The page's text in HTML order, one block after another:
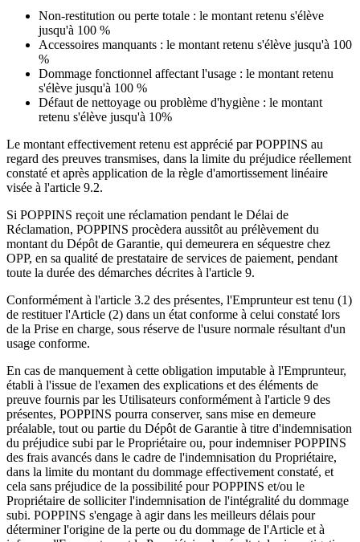
Non-restitution ou perte totale : le montant retenu s'élève
jusqu'à 100 %
Accessoires manquants : le montant retenu s'élève jusqu'à 100
%
Dommage fonctionnel affectant l'usage : le montant retenu
s'élève jusqu'à 100 %
Défaut de nettoyage ou problème d'hygiène : le montant
retenu s'élève jusqu'à 10%
Le montant effectivement retenu est apprécié par POPPINS au
regard des preuves transmises, dans la limite du préjudice réellement
constaté et après application de la règle d'amortissement linéaire
visée à l'article 9.2.
Si POPPINS reçoit une réclamation pendant le Délai de
Réclamation, POPPINS procèdera aussitôt au prélèvement du
montant du Dépôt de Garantie, qui demeurera en séquestre chez
OPP, en sa qualité de prestataire de services de paiement, pendant
toute la durée des démarches décrites à l'article 9.
Conformément à l'article 3.2 des présentes, l'Emprunteur est tenu (1)
de restituer l'Article (2) dans un état conforme à celui constaté lors
de la Prise en charge, sous réserve de l'usure normale résultant d'un
usage conforme.
En cas de manquement à cette obligation imputable à l'Emprunteur,
établi à l'issue de l'examen des explications et des éléments de
preuve fournis par les Utilisateurs conformément à l'article 9 des
présentes, POPPINS pourra conserver, sans mise en demeure
préalable, tout ou partie du Dépôt de Garantie à titre d'indemnisation
du préjudice subi par le Propriétaire ou, pour indemniser POPPINS
des frais avancés dans le cadre de l'indemnisation du Propriétaire,
dans la limite du montant du dommage effectivement constaté, et
cela sans préjudice de la possibilité pour POPPINS et/ou le
Propriétaire de solliciter l'indemnisation de l'intégralité du dommage
subi. POPPINS s'engage à agir dans les meilleurs délais pour
déterminer l'origine de la perte ou du dommage de l'Article et à